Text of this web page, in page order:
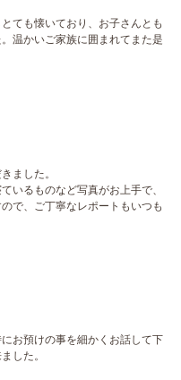
ても懐いており、お子さんとも
温かいご家族に囲まれてまた是
ました。
いるものなど写真がお上手で、
で、ご丁寧なレポートもいつも
お預けの事を細かくお話して下
した。